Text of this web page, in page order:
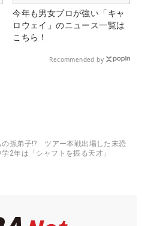
今年も男女プロが強い「キャ
ロウェイ」のニュース一覧は
こちら！
Recommended by
の孫弟子!? ツアー本戦出場した末恐
2年は「シャフトを振る天才」